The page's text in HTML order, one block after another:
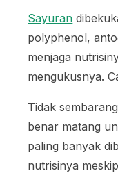
Sayuran
polyphenol,
menjaga
mengukusnya.
Tidak
benar matang
paling banyak
nutrisinya